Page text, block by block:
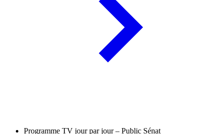
Programme TV jour par jour – Public Sénat